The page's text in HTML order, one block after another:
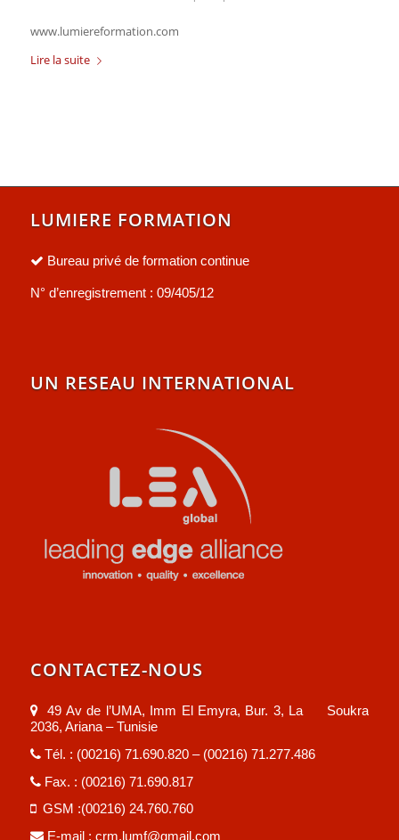
www.lumiereformation.com
Lire la suite
LUMIERE FORMATION
Bureau privé de formation continue
N° d’enregistrement : 09/405/12
UN RESEAU INTERNATIONAL
CONTACTEZ-NOUS
49 Av de l’UMA, Imm El Emyra, Bur. 3, La Soukra
2036, Ariana – Tunisie
Tél. : (00216) 71.690.820 – (00216) 71.277.486
Fax. : (00216) 71.690.817
GSM :(00216) 24.760.760
E-mail : crm.lumf@gmail.com